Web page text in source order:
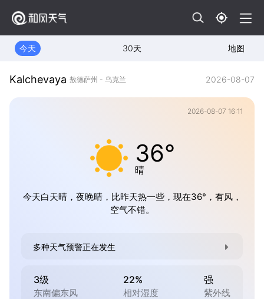
今天 30天 地图
Kalchevaya 敖德萨州 - 乌克兰 2026-08-07
2026-08-07 16:11
36°
晴
今天白天晴，夜晚晴，比昨天热一些，现在36°，有风，
空气不错。
多种天气预警正在发生
3级
东南偏东风
22%
相对湿度
强
紫外线